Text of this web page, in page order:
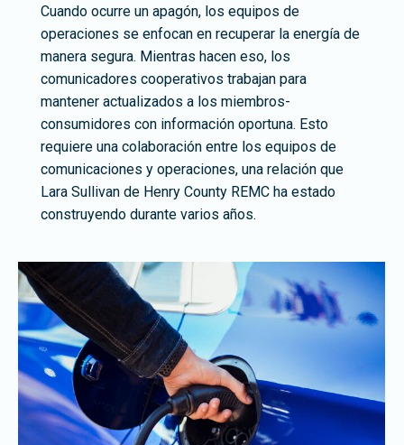
Cuando ocurre un apagón, los equipos de
operaciones se enfocan en recuperar la energía de
manera segura. Mientras hacen eso, los
comunicadores cooperativos trabajan para
mantener actualizados a los miembros-
consumidores con información oportuna. Esto
requiere una colaboración entre los equipos de
comunicaciones y operaciones, una relación que
Lara Sullivan de Henry County REMC ha estado
construyendo durante varios años.